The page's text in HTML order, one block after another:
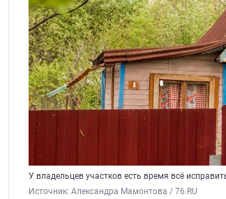
У владельцев участков есть время всё
Источник: Александра Мамонтова / 76.RU